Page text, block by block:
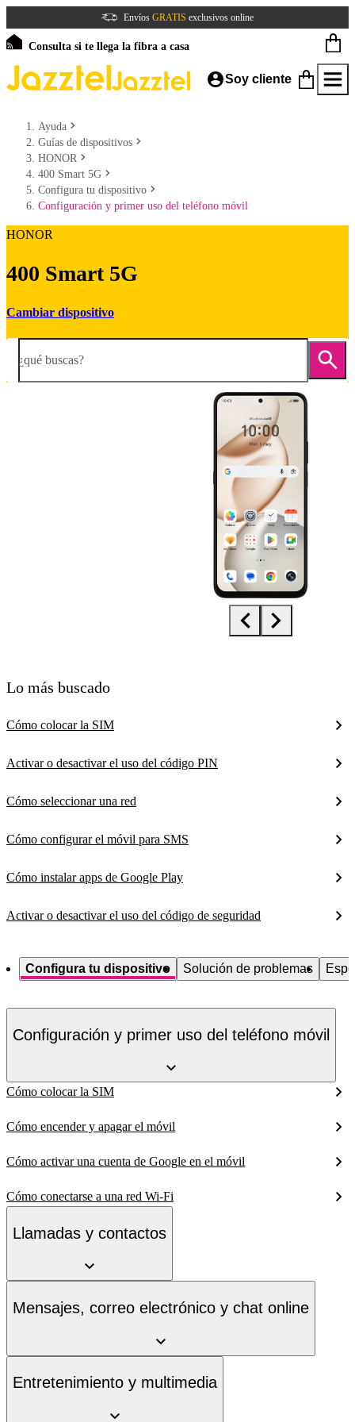
Envíos GRATIS exclusivos online
Consulta si te llega la fibra a casa
Soy cliente
Ayuda
Guías de dispositivos
HONOR
400 Smart 5G
Configura tu dispositivo
Configuración y primer uso del teléfono móvil
HONOR
400 Smart 5G
Cambiar dispositivo
¿qué buscas?
Lo más buscado
Cómo colocar la SIM
Activar o desactivar el uso del código PIN
Cómo seleccionar una red
Cómo configurar el móvil para SMS
Cómo instalar apps de Google Play
Activar o desactivar el uso del código de seguridad
Configura tu dispositivo Solución de problemas
Configuración y primer uso del teléfono móvil
Cómo colocar la SIM
Cómo encender y apagar el móvil
Cómo activar una cuenta de Google en el móvil
Cómo conectarse a una red Wi-Fi
Llamadas y contactos
Mensajes, correo electrónico y chat online
Entretenimiento y multimedia